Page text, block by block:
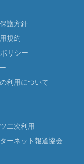
護方針
規約
リシー
利用について
二次利用
ーネット報道協会